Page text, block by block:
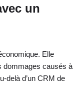
un
Elle
dommages causés à
delà d’un CRM de